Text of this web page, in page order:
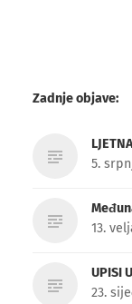
Zadnje objave:
5.
13.
UPISI
23.